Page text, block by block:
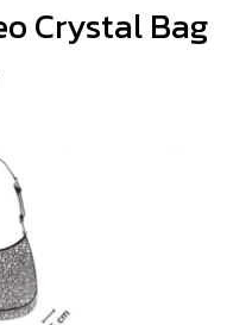
Crystal Bag